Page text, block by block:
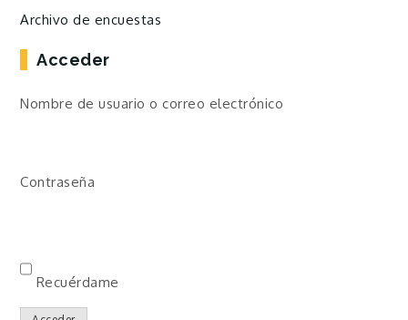
Archivo de encuestas
Acceder
Nombre de usuario o correo electrónico
Contraseña
Recuérdame